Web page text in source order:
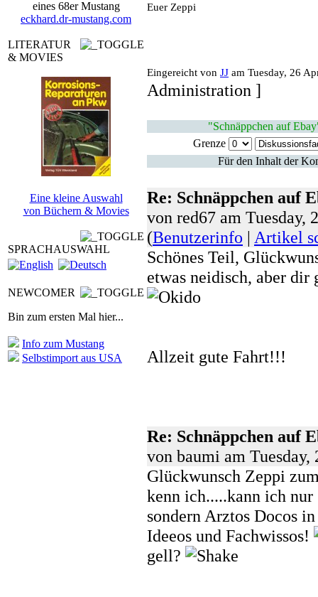
eines 68er Mustang
eckhard.dr-mustang.com
LITERATUR
& MOVIES
Eine kleine Auswahl
von Büchern & Movies
SPRACHAUSWAHL
NEWCOMER
Bin zum ersten Mal hier...
Info zum Mustang
Selbstimport aus USA
Euer Zeppi
Eingereicht von JJ am Tuesday, 26
Administration ]
"Schnäppchen auf
Grenze
Für den Inhalt der
Re: Schnäppchen auf
von red67 am
(Benutzerinfo | Artikel
Schönes Teil,
etwas neidisch, aber
Allzeit gute Fahrt!!!
Re: Schnäppchen auf
von baumi am
Glückwunsch Zeppi
kenn ich.....kann ich
sondern Arztos Docos
Ideeos und Fachwissos!
gell?